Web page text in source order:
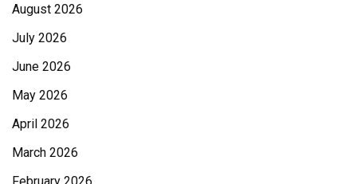
August 2026
July 2026
June 2026
May 2026
April 2026
March 2026